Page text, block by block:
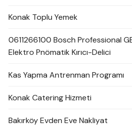
Konak Toplu Yemek
0611266100 Bosch Professional
Elektro Pnömatik Kırıcı-Delici
Kas Yapma Antrenman Programı
Konak Catering Hizmeti
Bakırköy Evden Eve Nakliyat